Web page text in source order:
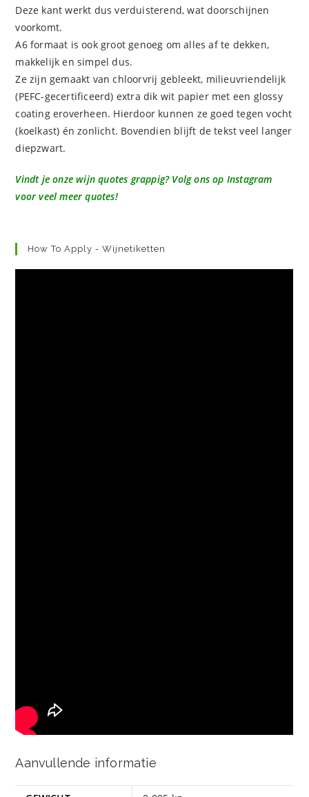
Deze kant werkt dus verduisterend, wat doorschijnen
voorkomt.
A6 formaat is ook groot genoeg om alles af te dekken,
makkelijk en simpel dus.
Ze zijn gemaakt van chloorvrij gebleekt, milieuvriendelijk
(PEFC-gecertificeerd) extra dik wit papier met een glossy
coating eroverheen. Hierdoor kunnen ze goed tegen vocht
(koelkast) én zonlicht. Bovendien blijft de tekst veel langer
diepzwart.
Vindt je onze wijn quotes grappig? Volg ons op Instagram
voor veel meer quotes!
How To Apply - Wijnetiketten
Aanvullende informatie